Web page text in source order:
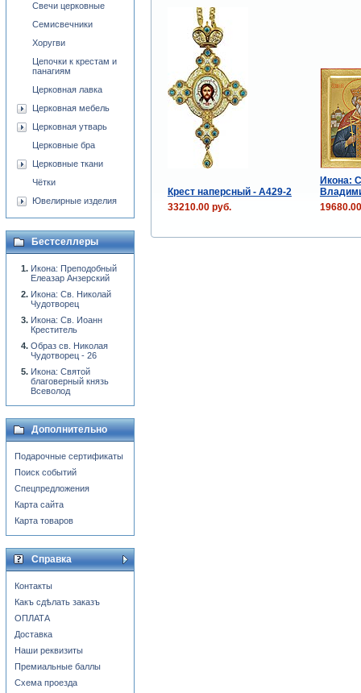
Крест наперсный - A429-2
Икона:
33210.00 руб.
Свечи церковные
Семисвечники
Хоругви
Цепочки к крестам и
панагиям
Церковная лавка
Церковная мебель
Церковная утварь
Церковные бра
Церковные ткани
Чётки
Ювелирные изделия
Бестселлеры
Икона: Преподобный
Елеазар Анзерский
Икона: Св. Николай
Чудотворец
Икона: Св. Иоанн
Креститель
Образ св. Николая
Чудотворец - 26
Икона: Святой
благоверный князь
Всеволод
Дополнительно
Подарочные сертификаты
Поиск событий
Спецпредложения
Карта сайта
Карта товаров
Справка
Контакты
Какъ сдѣлать заказъ
ОПЛАТА
Доставка
Наши реквизиты
Премиальные баллы
Схема проезда